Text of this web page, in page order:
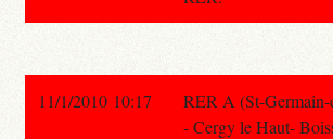
11/1/2010 10:17
RER A (St-Germain-
- Cergy le Haut-